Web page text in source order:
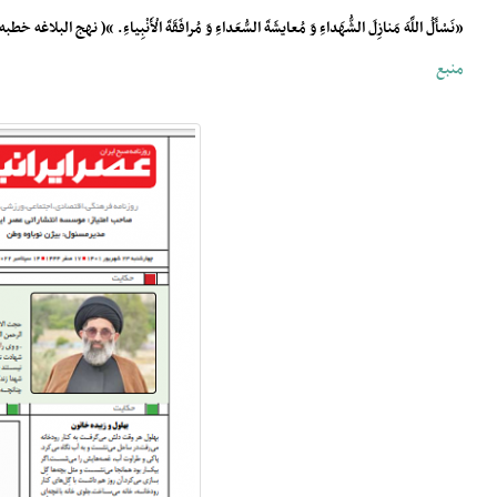
«نَسْأَلُ اللَّهَ مَنازِلَ الشُّهَداءِ وَ مُعایشَةَ السُّعَداءِ وَ مُرافَقَةَ الْأَنْبِیاءِ. »( نهج البلاغه خطبه ۲۳)از خداوند منازل شهیدان و زندگانی با سعادتمندان و دوستی و مصاحبت با پیامبران را می
منبع